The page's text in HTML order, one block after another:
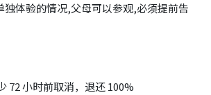
独体验的情况,父母可以参观,必须提前告
72 小时前取消，退还 100%